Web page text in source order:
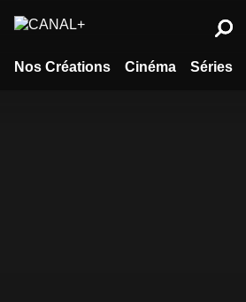
Nos Créations Cinéma Séries